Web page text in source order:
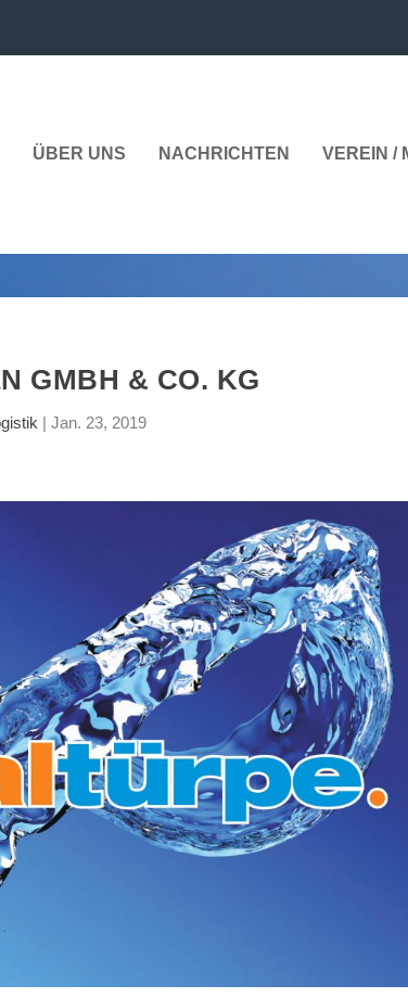
ÜBER UNS NACHRICHTEN VEREIN /
GMBH & CO. KG
|Jan. 23, 2019